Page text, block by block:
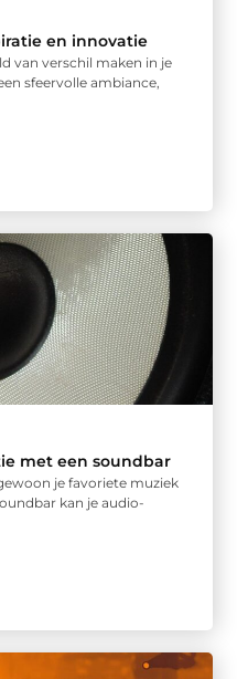
en innovatie
van verschil maken in je
sfeervolle ambiance,
met een soundbar
je favoriete muziek
kan je audio-